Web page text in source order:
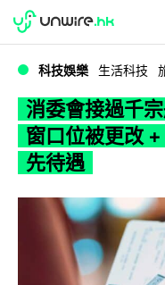
WWDC 2026
科技娛樂 生活科技
消委會接過千
窗口位被更改
先待遇